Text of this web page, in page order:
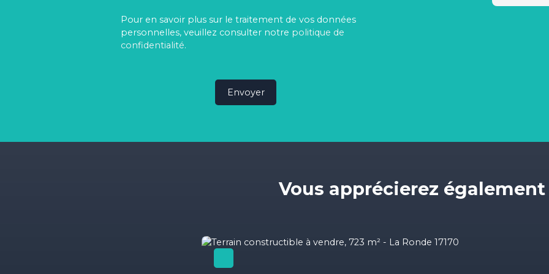
Pour en savoir plus sur le traitement de vos données
personnelles, veuillez consulter notre politique de
confidentialité.
Envoyer
Vous apprécierez également